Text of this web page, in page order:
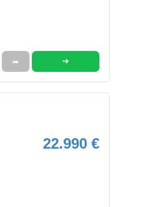
➦ ➜
22.990 €